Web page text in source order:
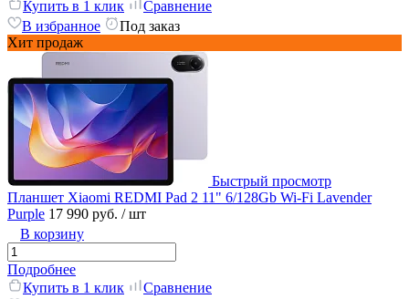
Купить в 1 клик
Сравнение
В избранное
Под заказ
Хит продаж
Быстрый просмотр
Планшет Xiaomi REDMI Pad 2 11" 6/128Gb Wi-Fi Lavender
Purple 17 990 руб. / шт
В корзину
Подробнее
Купить в 1 клик
Сравнение